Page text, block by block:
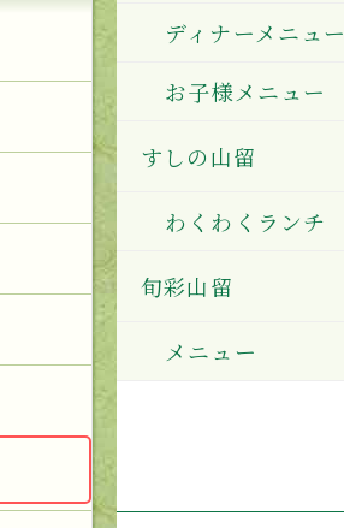
ディナーメニュー
お子様メニュー
すしの山留
わくわくランチ
旬彩山留
メニュー